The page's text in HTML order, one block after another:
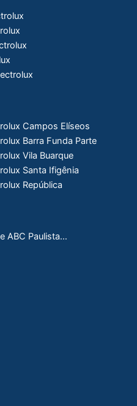
Campos Elíseos
Barra Funda Parte
Vila Buarque
Santa Ifigênia
República
ABC Paulista…